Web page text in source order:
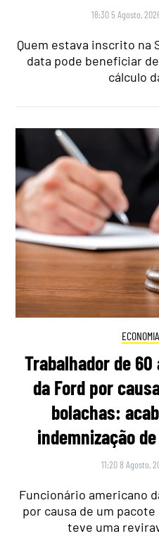
18:30 5 Agosto,
Quem estava inscrito na
data pode beneficiar
cálculo
ECONOMIA
Trabalhador de
da Ford por
bolachas:
indemnização
11:20 8 Agosto,
Funcionário americano
por causa de um
teve uma